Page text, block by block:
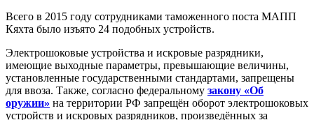
Всего в 2015 году сотрудниками таможенного поста МАПП
Кяхта было изъято 24 подобных устройств.
Электрошоковые устройства и искровые разрядники,
имеющие выходные параметры, превышающие величины,
установленные государственными стандартами, запрещены
для ввоза. Также, согласно федеральному закону «Об
оружии» на территории РФ запрещён оборот электрошоковых
устройств и искровых разрядников, произведённых за